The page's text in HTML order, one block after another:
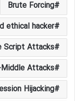
Brute Forcing
ethical hacker
Script Attacks
Attacks
Hijacking